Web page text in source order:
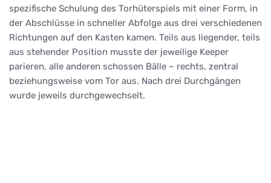
spezifische Schulung des Torhüterspiels mit einer Form, in
der Abschlüsse in schneller Abfolge aus drei verschiedenen
Richtungen auf den Kasten kamen. Teils aus liegender, teils
aus stehender Position musste der jeweilige Keeper
parieren, alle anderen schossen Bälle – rechts, zentral
beziehungsweise vom Tor aus. Nach drei Durchgängen
wurde jeweils durchgewechselt.